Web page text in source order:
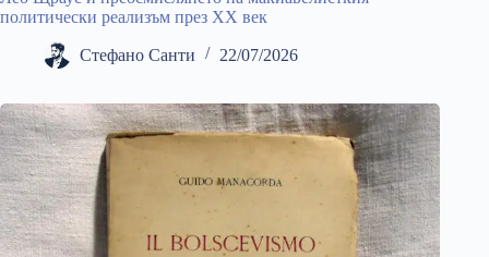
политически реализъм през ХХ век
Стефано Санти 22/07/2026